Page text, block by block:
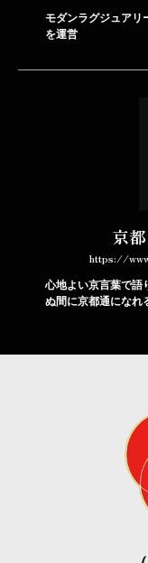
モダンラグジュアリ
を運営
京
https://
心地よい京言葉で語
ぬ間に京都通になれ